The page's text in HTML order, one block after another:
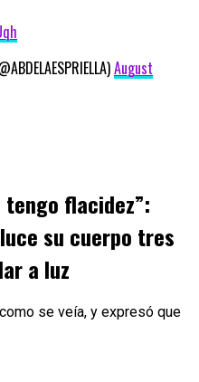
August
flacidez”:
su cuerpo tres
a luz
se veía, y expresó que